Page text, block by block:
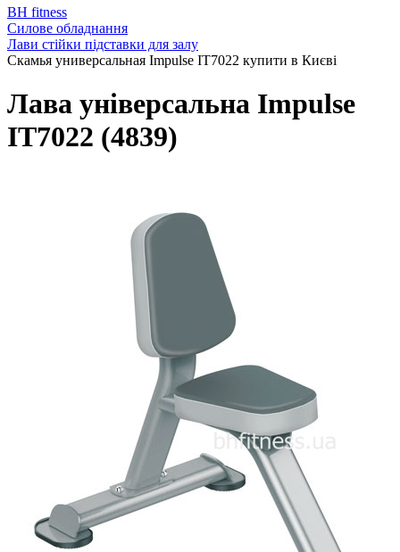
BH fitness
Силове обладнання
Лави стійки підставки для залу
Скамья универсальная Impulse IT7022 купити в Києві
Лава універсальна Impulse
IT7022 (4839)